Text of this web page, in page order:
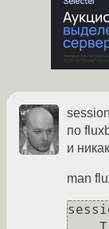
по
и
man